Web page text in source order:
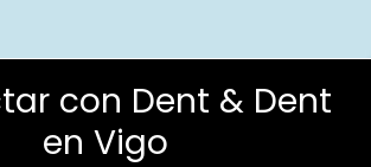
con Dent & Dent
en Vigo